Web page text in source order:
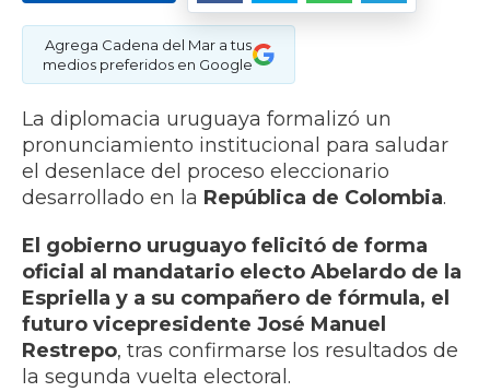
Agrega Cadena del Mar a tus
medios preferidos en Google
La diplomacia uruguaya formalizó un
pronunciamiento institucional para saludar
el desenlace del proceso eleccionario
desarrollado en la República de Colombia.
El gobierno uruguayo felicitó de forma
oficial al mandatario electo Abelardo de la
Espriella y a su compañero de fórmula, el
futuro vicepresidente José Manuel
Restrepo, tras confirmarse los resultados de
la segunda vuelta electoral.